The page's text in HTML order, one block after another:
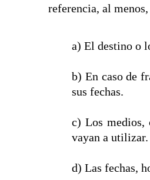
referencia, al
a) El destino o
b) En caso de
sus fechas.
c) Los medios,
vayan a utilizar.
d) Las fechas,